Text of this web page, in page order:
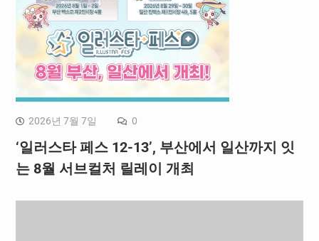
2026년 7월 7일 0
‘일러스타 페스 12-13’, 부산에서 일산까지 잇
는 8월 서브컬처 릴레이 개최